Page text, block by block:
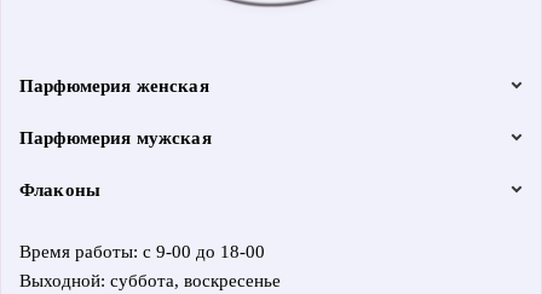
Парфюмерия женская
Парфюмерия мужская
Флаконы
Время работы: с 9-00 до 18-00
Выходной: суббота, воскресенье